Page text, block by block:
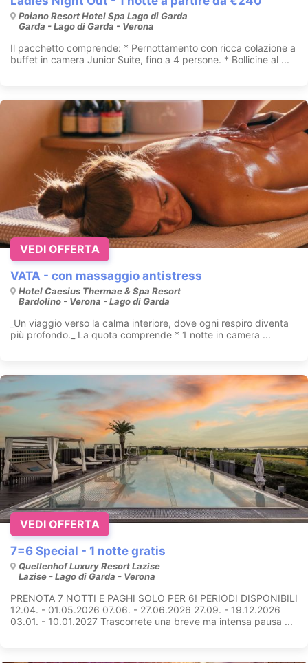
Poiano Resort Hotel Spa Lago di Garda
Garda - Lago di Garda - Verona
Il pacchetto comprende: * Pernottamento con ricca colazione a
buffet in camera Junior Suite, fino a 4 persone. * Bollicine al ...
VATA - con massaggio antistress
Hotel Caesius Thermae & Spa Resort
Bardolino - Verona - Lago di Garda
_Un viaggio verso la calma interiore, dove ogni respiro diventa
più profondo._ La quota comprende * 1 notte in camera ...
VEDI OFFERTA
7=6 Special - 1 notte gratis
Quellenhof Luxury Resort Lazise
Lazise - Lago di Garda - Verona
PRENOTA 7 NOTTI E PAGHI SOLO PER 6! PERIODI DISPONIBILI
12.04. - 01.05.2026 07.06. - 27.06.2026 27.09. - 19.12.2026
03.01. - 10.01.2027 Trascorrete una breve ma intensa pausa ...
VEDI OFFERTA